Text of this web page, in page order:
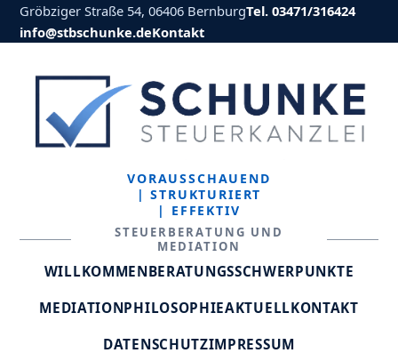
Gröbziger Straße 54, 06406 BernburgTel. 03471/316424
info@stbschunke.deKontakt
VORAUSSCHAUEND
| STRUKTURIERT
| EFFEKTIV
STEUERBERATUNG UND
MEDIATION
WILLKOMMENBERATUNGSSCHWERPUNKTE
MEDIATIONPHILOSOPHIEAKTUELLKONTAKT
DATENSCHUTZIMPRESSUM